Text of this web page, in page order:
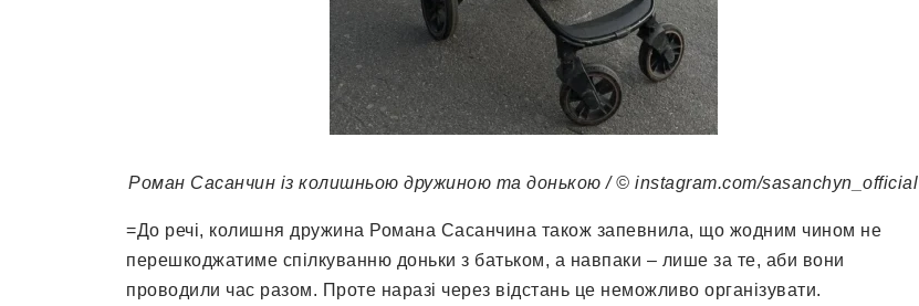
Роман Сасанчин із колишньою дружиною та донькою / © instagram.com/sasanchyn_official
=До речі, колишня дружина Романа Сасанчина також запевнила, що жодним чином не
перешкоджатиме спілкуванню доньки з батьком, а навпаки – лише за те, аби вони
проводили час разом. Проте наразі через відстань це неможливо організувати.